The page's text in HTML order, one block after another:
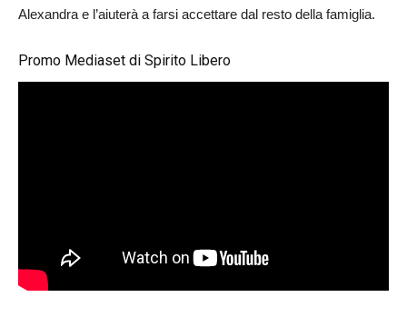
Alexandra e l’aiuterà a farsi accettare dal resto della famiglia.
Promo Mediaset di Spirito Libero